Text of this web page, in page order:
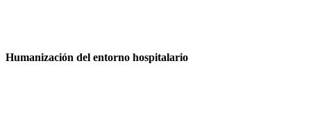
Humanización del entorno hospitalario